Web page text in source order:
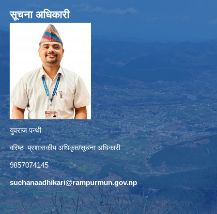
सूचना अधिकारी
युवराज पन्थी
वरिष्ठ प्रशासकीय अधिकृत/सूचना अधिकारी
9857074145
suchanaadhikari@rampurmun.gov.np